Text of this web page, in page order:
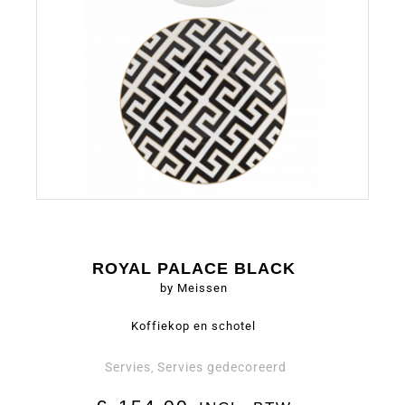
ROYAL PALACE BLACK
by Meissen
Koffiekop en schotel
Servies, Servies gedecoreerd